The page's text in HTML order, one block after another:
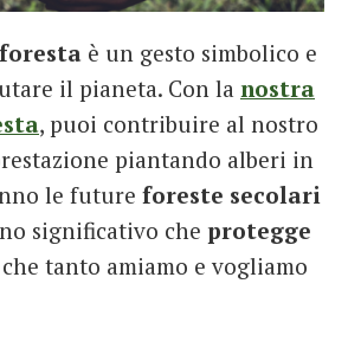
è un gesto simbolico e
il pianeta. Con la nostra
, puoi contribuire al nostro
piantando alberi in
le future foreste secolari
significativo che protegge
che tanto amiamo e vogliamo